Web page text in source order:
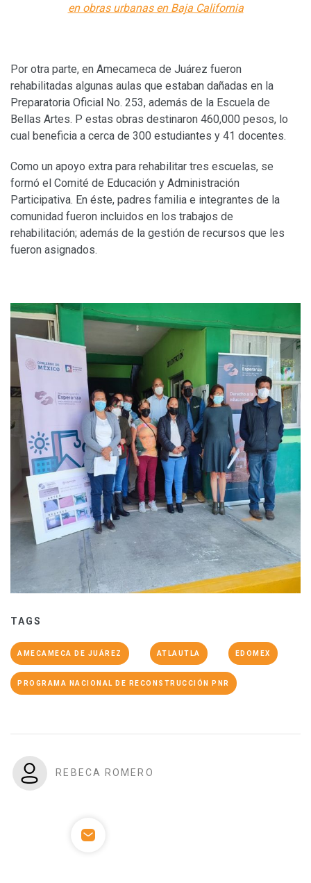
en obras urbanas en Baja California
Por otra parte, en Amecameca de Juárez fueron
rehabilitadas algunas aulas que estaban dañadas en la
Preparatoria Oficial No. 253, además de la Escuela de
Bellas Artes. P estas obras destinaron 460,000 pesos, lo
cual beneficia a cerca de 300 estudiantes y 41 docentes.
Como un apoyo extra para rehabilitar tres escuelas, se
formó el Comité de Educación y Administración
Participativa. En éste, padres familia e integrantes de la
comunidad fueron incluidos en los trabajos de
rehabilitación; además de la gestión de recursos que les
fueron asignados.
TAGS
AMECAMECA DE JUÁREZ ATLAUTLA EDOMEX
PROGRAMA NACIONAL DE RECONSTRUCCIÓN PNR
REBECA ROMERO